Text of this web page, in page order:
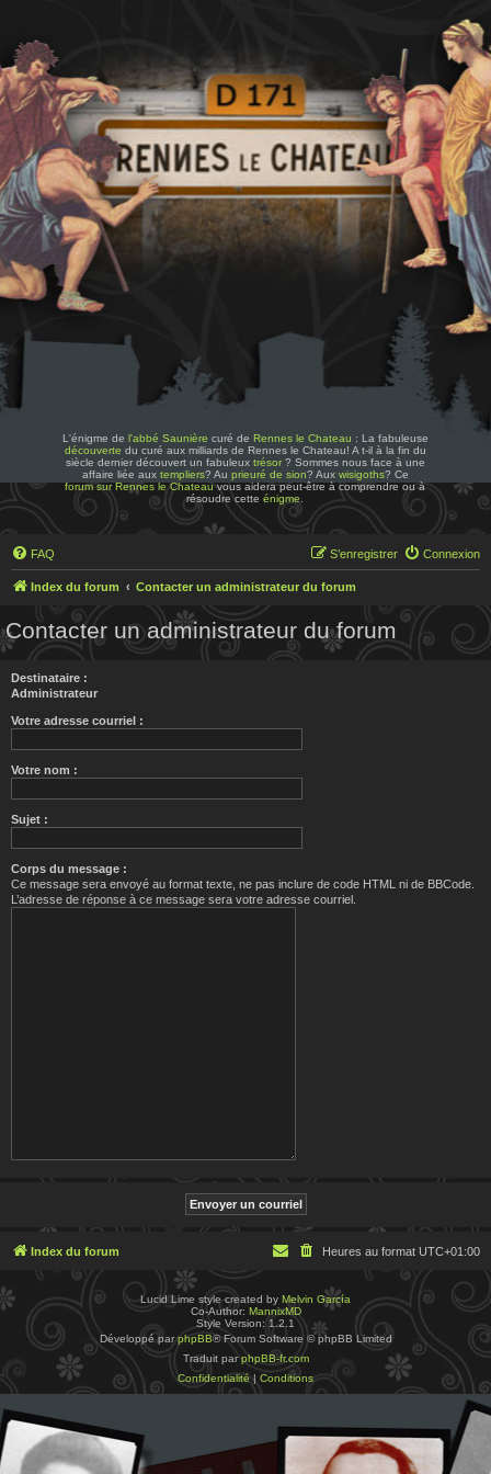
L'énigme de l'abbé Saunière curé de Rennes le Chateau : La fabuleuse
découverte du curé aux milliards de Rennes le Chateau! A t-il à la fin du
siècle dernier découvert un fabuleux trésor? Sommes nous face à une
affaire liée aux templiers? Au prieuré de sion? Aux wisigoths? Ce
forum sur Rennes le Chateauvous aidera peut-être à comprendre ou à
résoudre cetteénigme
FAQ Connexion
S’enregistrer
Index du forum Contacter un administrateur du forum
Contacter un administrateur du forum
Destinataire :
Administrateur
Votre adresse courriel :
Votre nom :
Sujet :
Corps du message :
Ce message sera envoyé au format texte, ne pas inclure de code HTML ni de BBCode.
L’adresse de réponse à ce message sera votre adresse courriel.
Index du forum Heures au format UTC+01:00
Lucid Lime style created by Melvin García
Co-Author: MannixMD
Style Version: 1.2.1
Développé parphpBB® Forum Software © phpBB Limited
Traduit parphpBB-fr.com
Confidentialité| Conditions